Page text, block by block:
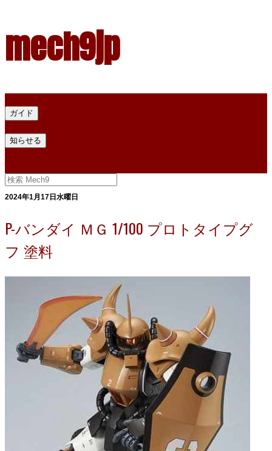
mech9jp
ガイド
知らせる
2024年1月17日水曜日
P-バンダイ ＭＧ 1/100 プロトタイプグ
フ 塗料